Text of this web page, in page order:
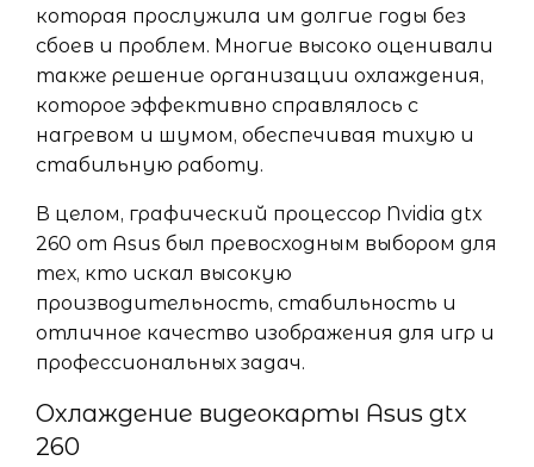
которая прослужила им долгие годы без
сбоев и проблем. Многие высоко оценивали
также решение организации охлаждения,
которое эффективно справлялось с
нагревом и шумом, обеспечивая тихую и
стабильную работу.
В целом, графический процессор Nvidia gtx
260 от Asus был превосходным выбором для
тех, кто искал высокую
производительность, стабильность и
отличное качество изображения для игр и
профессиональных задач.
Охлаждение видеокарты Asus gtx
260